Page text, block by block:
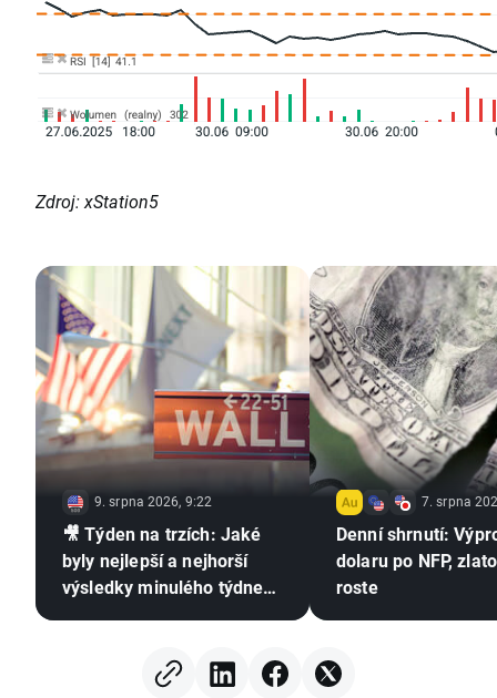
Zdroj: xStation5
9. srpna 2026, 9:22
🎥 Týden na trzích: Jaké
byly nejlepší a nejhorší
výsledky minulého týdne?
7. srpna
Denní shrnutí:
dolaru po NFP,
roste